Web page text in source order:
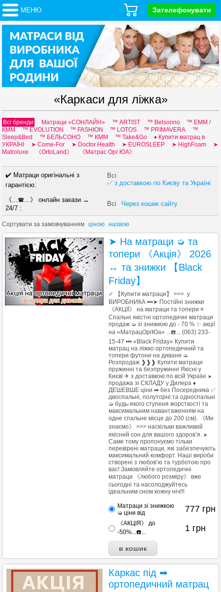
МЕНЮ Зателефонувати
«Каркаси для ліжка»
Всі бренди Матраци «СОНЛАЙН» ™ ARTIST ™ Belsonno
™ EMM /
КММ
™ EVOLUTION ™ FASHION ™ LOTOS ™ PRIMAVERA
™
Sleep&Bed
™ БЕЛЬСОНО ™ КММ ™ Таke&Go
♦ Купити матрац в
УКРАЇНІ
➤ Come-For ➤ Doctor Health ➤ EUROSLEEP ➤ HighFoam
➤
Мatroluxe
《OrtoLand》 《Матрас Орг ЮА》
✔️ Матраци оригінальні з
гарантією:
Всі
✅ з доставкою по Києву та Україні
《...☎...》 онлайн закази ↔
24/7 :
Всі Через кошик сайту
Сортувати зазамовчуванням ціною назвою
➤ На матраци ➭ та
топери 《Акція》 2026
↔ та знижки 【Black
Friday】
✓ 【Купити матраци】 >>> у
ВИРОБНИКА •••➤ Постійні знижки
《АКЦІЇ》 на матраци та топери ≡
Спальні якістні ортопедичні матраци
продаж ➭ зі знижкою до - 70 % ✨ акції
на «МатрацОргЮа» ...☎️... (063) 233-
15-47 ••• «Black Friday» Купити
матрац на ліжко ортопедичний та
топери футони на дивани ➭
Розпродаж ❱❱❱ Купити матраци
пружинні та безпружинні Якісні у
Києві ✈ з доставкою по всій Україні ➤
продажа зі СКЛАДУ у Дилера ♦
ДЕШЕВШЕ ціни ➡ без Посередника ✅
двоспальні, полуторні та односпальні
➭ будь-якого ступеня жорсткості та
максимальним навантаженням на
одне спальне місце до 200 (см). 《Ми
знаємо》 >>> наскільки важливий
якісний сон для вашого здоров’я. ➤
Саме тому пропонуємо тільки
перевірені матраци, які забезпечують
максимальний комфорт. Наші вироби
створені з любов’ю та турботою про
вас! Замовляйте ортопедичні
матраци 《любого розміру》 вже
сьогодні та насолоджуйтесь
ідеальним сном кожну ніч!!!
Матраци зі знижкою
➭ ціни від
777 грн
《АКЦІЯ》 до
-50%...☎️...
1 грн
Каркас під ➡
ортопедичний матрац